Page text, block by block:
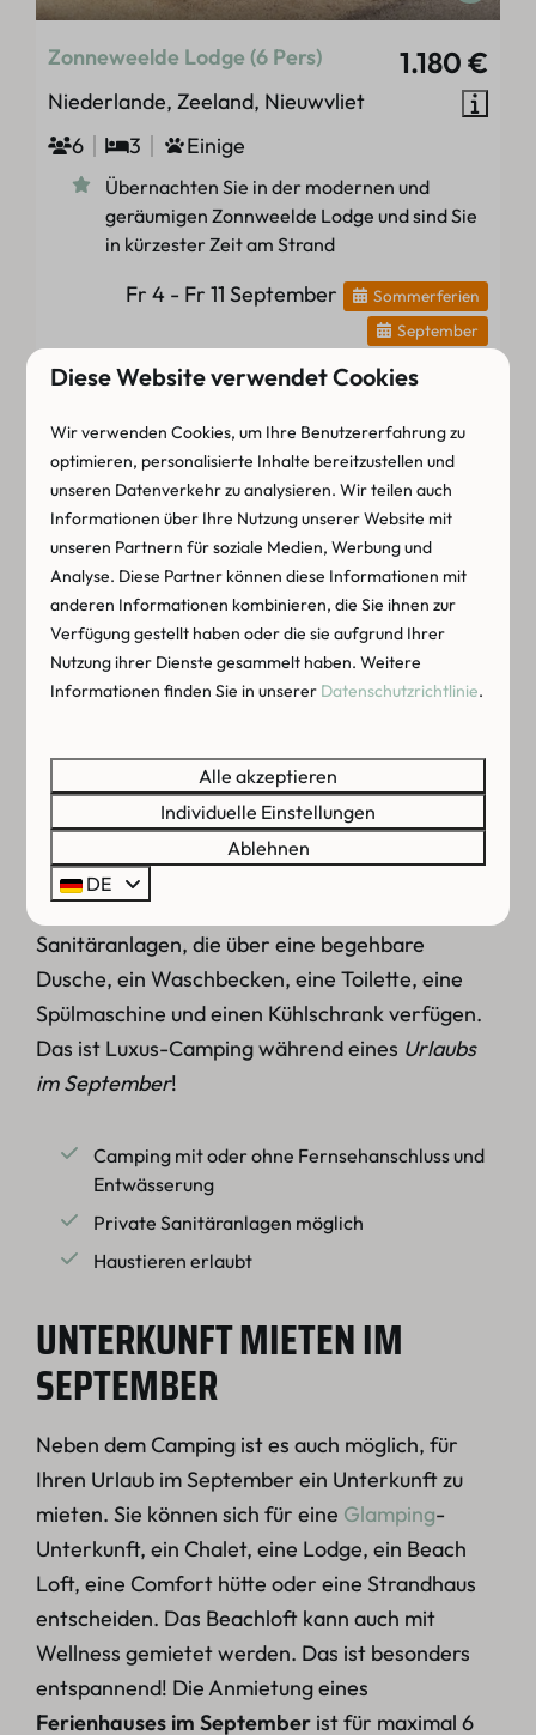
1.180 €
Zonneweelde Lodge (6 Pers)
Niederlande, Zeeland, Nieuwvliet
6
3 Einige
Übernachten Sie in der modernen und
geräumigen Zonnweelde Lodge und sind Sie
in kürzester Zeit am Strand
Fr 4 - Fr 11 September
Sommerferien
September
Ansehen
Buchen
Mehr Ergebnisse
CAMPING IM SEPTEMBER
Auf unserem 5-Sterne-Campingplatzkönnen Sie
campen. Sie können zwischen
Stellplätzen mit Fernsehanschluss und Drainage
oder ohne Fernsehanschluss und Drainage
wählen. Wir haben auch haustierfreundliche
Stellplätze und Stellplätze mit privaten
Sanitäranlagen, die über eine begehbare
Dusche, ein Waschbecken, eine Toilette, eine
Spülmaschine und einen Kühlschrank verfügen.
Das ist Luxus-Camping während eines Urlaubs
im September!
Camping mit oder ohne Fernsehanschluss und
Entwässerung
Private Sanitäranlagen möglich
Haustieren erlaubt
UNTERKUNFT MIETEN IM
SEPTEMBER
Neben dem Camping ist es auch möglich, für
Ihren Urlaub im September ein Unterkunft zu
mieten. Sie können sich für eine Glamping-
Unterkunft, ein Chalet, eine Lodge, ein Beach
Loft, eine Comfort hütte oder eine Strandhaus
entscheiden. Das Beachloft kann auch mit
Wellness gemietet werden. Das ist besonders
entspannend! Die Anmietung eines
Ferienhauses im September ist für maximal 6
Diese Website verwendet Cookies
Wir verwenden Cookies, um Ihre Benutzererfahrung zu
optimieren, personalisierte Inhalte bereitzustellen und
unseren Datenverkehr zu analysieren. Wir teilen auch
Informationen über Ihre Nutzung unserer Website mit
unseren Partnern für soziale Medien, Werbung und
Analyse. Diese Partner können diese Informationen mit
anderen Informationen kombinieren, die Sie ihnen zur
Verfügung gestellt haben oder die sie aufgrund Ihrer
Nutzung ihrer Dienste gesammelt haben. Weitere
Informationen finden Sie in unserer Datenschutzrichtlinie.
Alle akzeptieren
Individuelle Einstellungen
Ablehnen
DE